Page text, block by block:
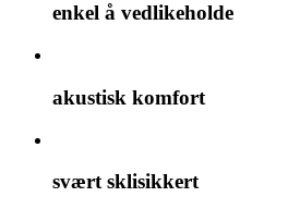
enkel å vedlikeholde
akustisk komfort
svært sklisikkert